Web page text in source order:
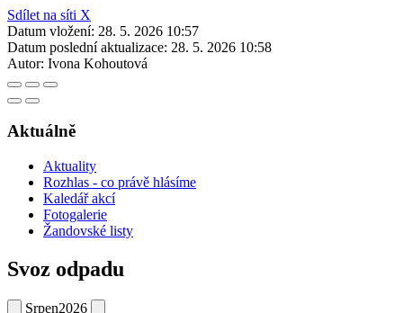
Sdílet na síti X
Datum vložení: 28. 5. 2026 10:57
Datum poslední aktualizace: 28. 5. 2026 10:58
Autor: Ivona Kohoutová
Aktuálně
Aktuality
Rozhlas - co právě hlásíme
Kaledář akcí
Fotogalerie
Žandovské listy
Svoz odpadu
Srpen2026